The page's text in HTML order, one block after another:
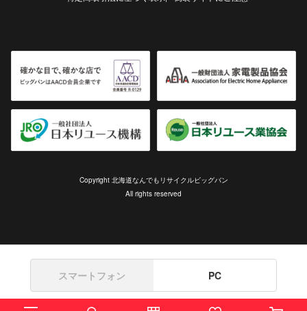
Copyright 北海道なんでもリサイクルビッグバン
All rights reserved
スマートフォン PC